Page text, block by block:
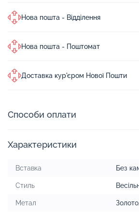
Нова пошта - Відділення
Нова пошта - Поштомат
Доставка кур'єром Нової Пошти
Способи оплати
Характеристики
Вставка Без
Стиль
Метал Золото